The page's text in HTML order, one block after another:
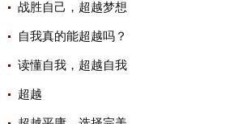
战胜自己，超越梦想
自我真的能超越吗？
读懂自我，超越自我
超越